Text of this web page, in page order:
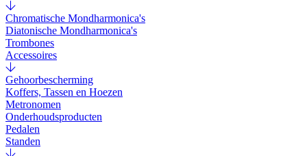
Chromatische Mondharmonica's
Diatonische Mondharmonica's
Trombones
Accessoires
Gehoorbescherming
Koffers, Tassen en Hoezen
Metronomen
Onderhoudsproducten
Pedalen
Standen